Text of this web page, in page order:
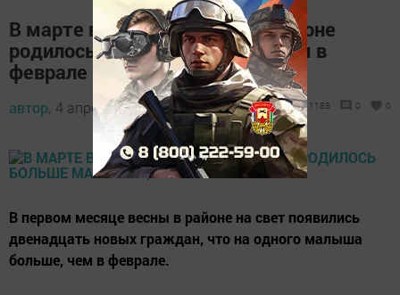
В марте в Верхнеуслонском районе
родилось больше малышей, чем в
феврале
автор, 4 апреля 2013 - 09:14 1188 0 0
В первом месяце весны в районе на свет появились
двенадцать новых граждан, что на одного малыша
больше, чем в феврале.